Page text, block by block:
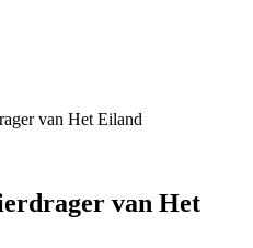
van Het Eiland
van Het